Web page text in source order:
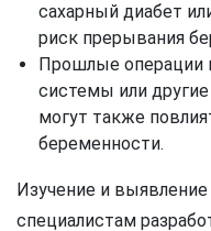
сахарный диабет
риск прерывания
Прошлые операции
системы или
могут также
беременности.
Изучение и
специалистам